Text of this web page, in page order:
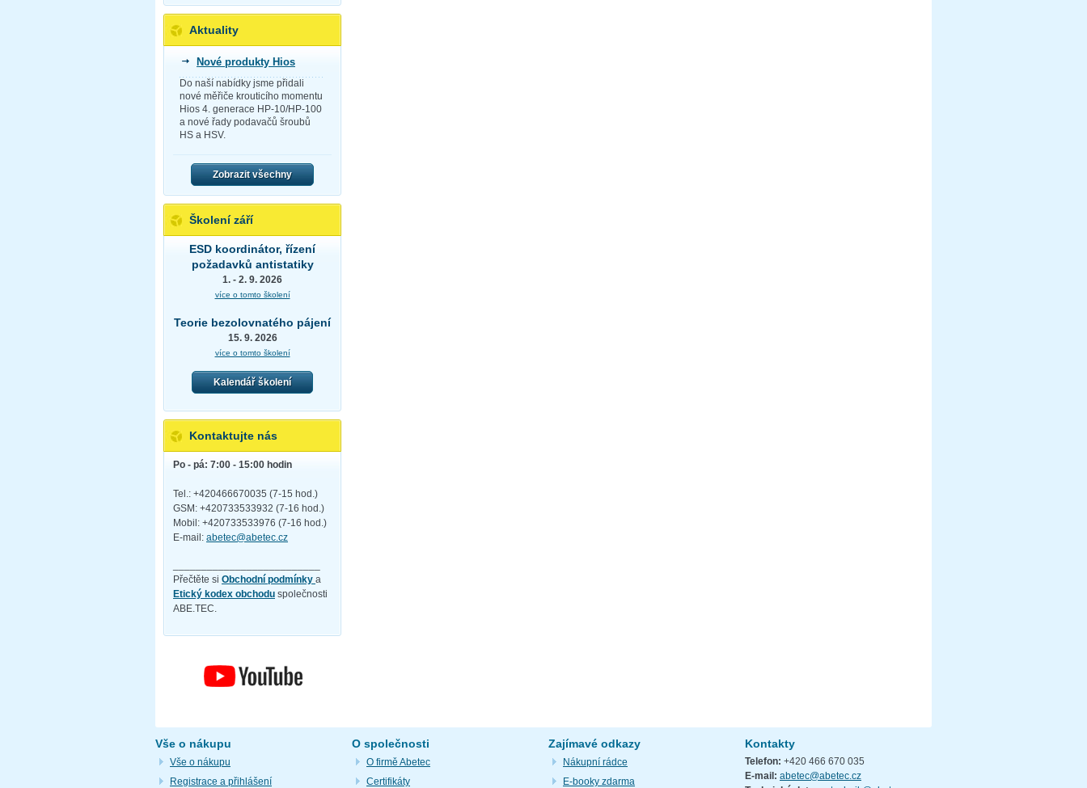
Aktuality
Nové produkty Hios
Do naší nabídky jsme přidali
nové měřiče krouticího momentu
Hios 4. generace HP-10/HP-100
a nové řady podavačů šroubů
HS a HSV.
Zobrazit všechny
Školení září
ESD koordinátor, řízení
požadavků antistatiky
1. - 2. 9. 2026
více o tomto školení
Teorie bezolovnatého pájení
15. 9. 2026
více o tomto školení
Kalendář školení
Kontaktujte nás
Po - pá: 7:00 - 15:00 hodin
Tel.: +420466670035 (7-15 hod.)
GSM: +420733533932 (7-16 hod.)
Mobil: +420733533976 (7-16 hod.)
E-mail: abetec@abetec.cz
Přečtěte si Obchodní podmínky a
Etický kodex obchodu společnosti
ABE.TEC.
Vše o nákupu
Vše o nákupu
Registrace a přihlášení
O společnosti
O firmě Abetec
Certifikáty
Zajímavé odkazy
Nákupní rádce
E-booky zdarma
Kontakty
Telefon: +420 466 670 035
E-mail: abetec@abetec.cz